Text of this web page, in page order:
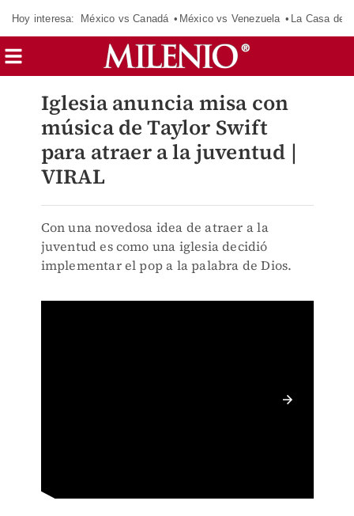
Hoy interesa: México vs Canadá México vs Venezuela La Casa de
Iglesia anuncia misa con
música de Taylor Swift
para atraer a la juventud |
VIRAL
Con una novedosa idea de atraer a la
juventud es como una iglesia decidió
implementar el pop a la palabra de Dios.